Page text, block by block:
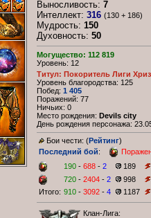
Выносливость: 7
Интеллект: 316 (130 + 186)
Мудрость: 150
Духовность: 50
Могущество: 112 819
Уровень: 12
Титул: Покоритель Лиги
Уровень благородства: 125
Побед: 1 405
Поражений: 77
Ничьих: 0
Место рождения: Devils city
День рождения персонажа:
Бои чести: (Рейтинг)
Последний бой:
190 - 688 - 2
189
720 - 2404 - 2
998
Итого: 910 - 3092 - 4 1187
Клан-Лига: